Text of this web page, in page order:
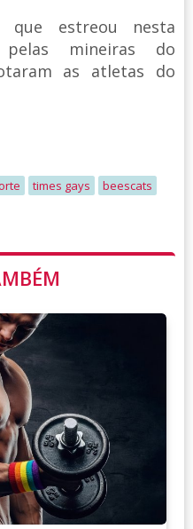
que estreou nesta
mineiras do
as atletas do
times gays beescats